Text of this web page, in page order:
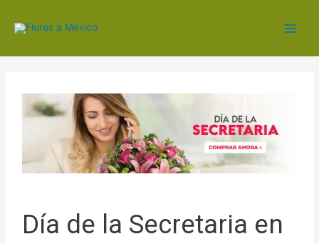
Día de la Secretaria en